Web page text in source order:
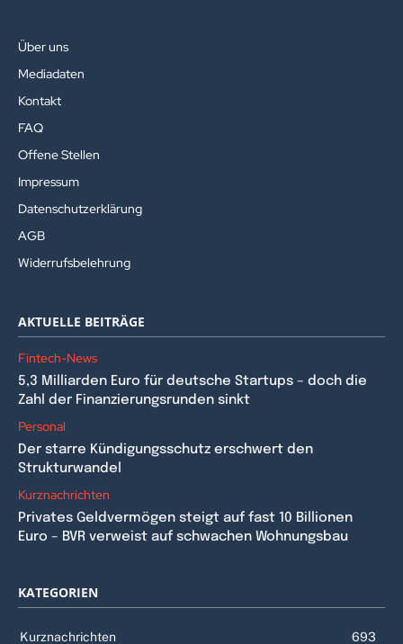
Über uns
Mediadaten
Kontakt
FAQ
Offene Stellen
Impressum
Datenschutzerklärung
AGB
Widerrufsbelehrung
AKTUELLE BEITRÄGE
Fintech-News
5,3 Milliarden Euro für deutsche Startups – doch die
Zahl der Finanzierungsrunden sinkt
Personal
Der starre Kündigungsschutz erschwert den
Strukturwandel
Kurznachrichten
Privates Geldvermögen steigt auf fast 10 Billionen
Euro – BVR verweist auf schwachen Wohnungsbau
KATEGORIEN
Kurznachrichten 693